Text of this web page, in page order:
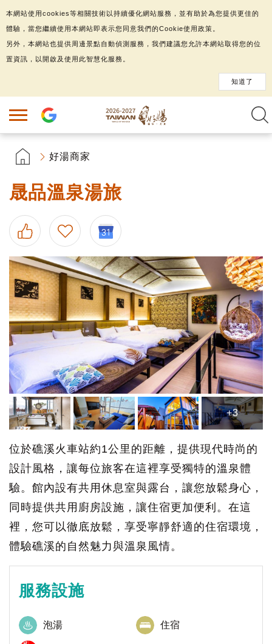
好湯商家
晟品溫泉湯旅
+3
位於礁溪火車站約1公里的距離，提供現代時尚的
設計風格，讓每位旅客在這裡享受獨特的溫泉體
驗。館內設有共用休息室與露台，讓您放鬆身心，
同時提供共用廚房設施，讓住宿更加便利。在這
裡，您可以徹底放鬆，享受寧靜舒適的住宿環境，
體驗礁溪的自然魅力與溫泉風情。
服務設施
泡湯 住宿
本網站使用cookies等相關技術以持續優化網站服務，並有助於為您提供更佳的
體驗，當您繼續使用本網站即表示您同意我們的Cookie使用政策。
另外，本網站也提供周邊景點自動偵測服務，我們建議您允許本網站取得您的位
置資訊，以開啟及使用此智慧化服務。
知道了